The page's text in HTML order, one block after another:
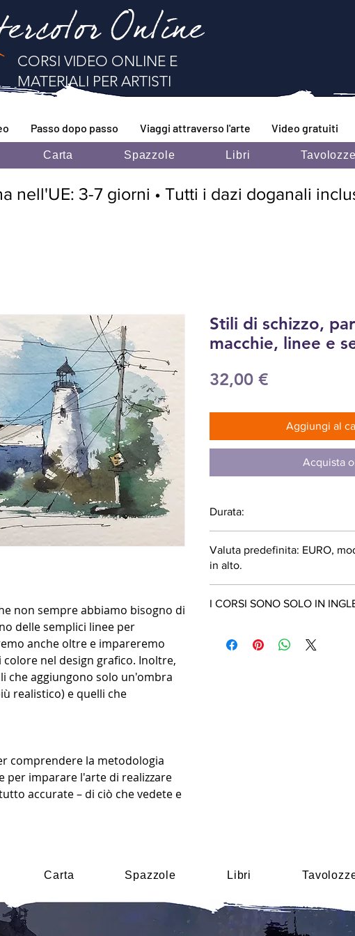
Online
CORSI VIDEO ONLINE E
MATERIALI PER ARTISTI
Passo dopo passo Viaggi attraverso l'arte Video gratuiti
Carta Spazzole Libri Tavolozze
nell'UE: 3-7 giorni • Tutti i dazi doganali
non sempre abbiamo bisogno di
delle semplici linee per
anche oltre e impareremo
nel design grafico. Inoltre,
che aggiungono solo un'ombra
realistico) e quelli che
comprendere la metodologia
per imparare l'arte di realizzare
accurate – di ciò che vedete e
Stili di schizzo,
macchie, linee e
32,00 €
Aggiungi al
Acquista
Durata:
Valuta predefinita: EURO,
in alto.
I CORSI SONO SOLO IN
Carta Spazzole Libri